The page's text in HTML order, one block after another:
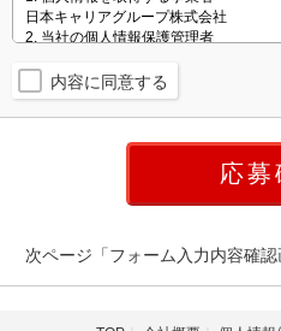
内容に同意する
次ページ「フォーム入力内容確